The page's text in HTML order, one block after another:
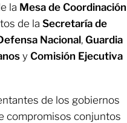
la Mesa de Coordinación
de la Secretaría de
Nacional, Guardia
y Comisión Ejecutiva
de los gobiernos
compromisos conjuntos